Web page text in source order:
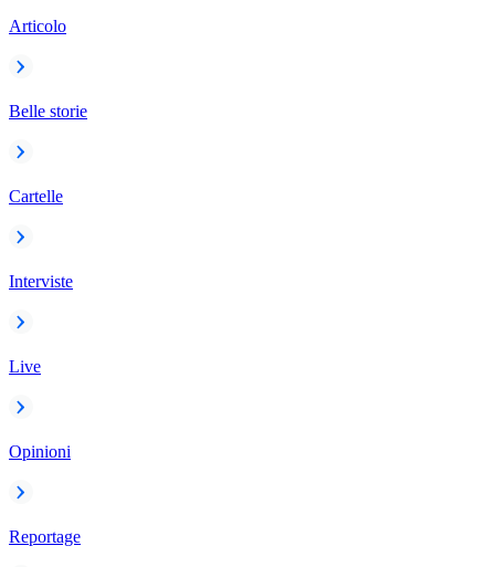
Articolo
Belle storie
Cartelle
Interviste
Live
Opinioni
Reportage